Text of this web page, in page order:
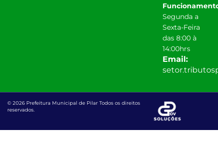
Segunda a
Sexta-Feira
das 8:00 à
14:00hrs
Email:
© 2026 Prefeitura Municipal de Pilar Todos os direitos
reservados.